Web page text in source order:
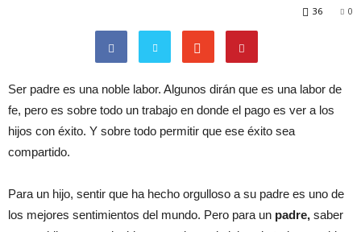
0
36
Ser padre es una noble labor. Algunos dirán que es una labor de
fe, pero es sobre todo un trabajo en donde el pago es ver a los
hijos con éxito. Y sobre todo permitir que ese éxito sea
compartido.
Para un hijo, sentir que ha hecho orgulloso a su padre es uno de
los mejores sentimientos del mundo. Pero para un padre, saber